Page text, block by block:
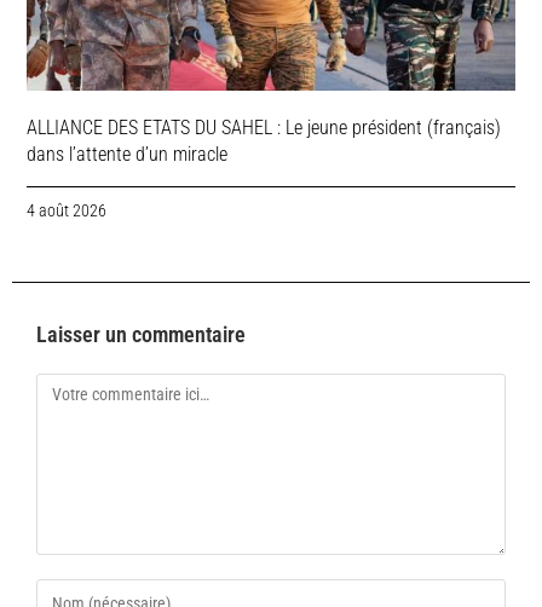
ALLIANCE DES ETATS DU SAHEL : Le jeune président (français)
dans l’attente d’un miracle
4 août 2026
Laisser un commentaire